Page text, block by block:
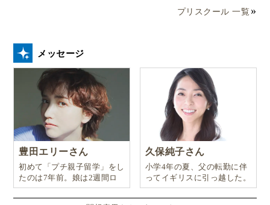
プリスクール 一覧
メッセージ
豊田エリーさん
初めて「プチ親子留学」をし
たのは7年前。娘は2週間ロ
ンドンのサマースクールに通
い、英語劇に挑戦したり、
久保純子さん
小学4年の夏、父の転勤に伴
ってイギリスに引っ越した。